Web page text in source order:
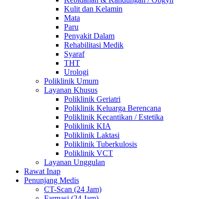
Kulit dan Kelamin
Mata
Paru
Penyakit Dalam
Rehabilitasi Medik
Syaraf
THT
Urologi
Poliklinik Umum
Layanan Khusus
Poliklinik Geriatri
Poliklinik Keluarga Berencana
Poliklinik Kecantikan / Estetika
Poliklinik KIA
Poliklinik Laktasi
Poliklinik Tuberkulosis
Poliklinik VCT
Layanan Unggulan
Rawat Inap
Penunjang Medis
CT-Scan (24 Jam)